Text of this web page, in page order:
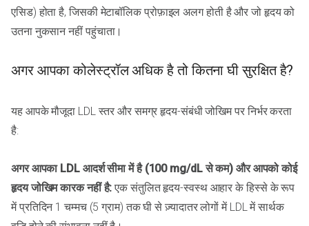
एसिड) होता है, जिसकी मेटाबॉलिक प्रोफ़ाइल अलग होती है और जो हृदय को
उतना नुकसान नहीं पहुंचाता।
अगर आपका कोलेस्ट्रॉल अधिक है तो कितना घी सुरक्षित है?
यह आपके मौजूदा LDL स्तर और समग्र हृदय-संबंधी जोखिम पर निर्भर करता
है:
अगर आपका LDL आदर्श सीमा में है (100 mg/dL से कम) और आपको कोई
हृदय जोखिम कारक नहीं है: एक संतुलित हृदय-स्वस्थ आहार के हिस्से के रूप
में प्रतिदिन 1 चम्मच (5 ग्राम) तक घी से ज़्यादातर लोगों में LDL में सार्थक